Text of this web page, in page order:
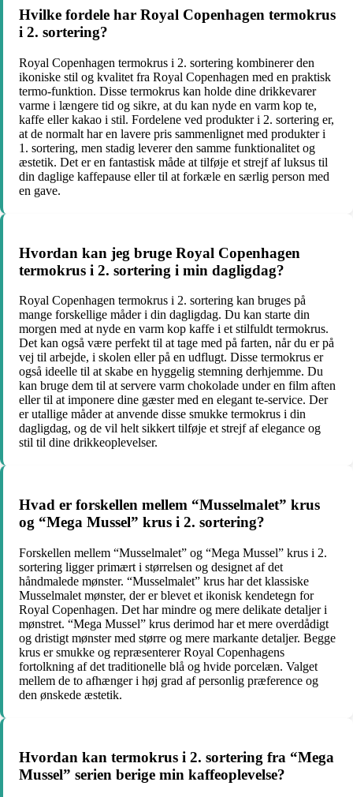
Hvilke fordele har Royal Copenhagen termokrus
i 2. sortering?
Royal Copenhagen termokrus i 2. sortering kombinerer den
ikoniske stil og kvalitet fra Royal Copenhagen med en praktisk
termo-funktion. Disse termokrus kan holde dine drikkevarer
varme i længere tid og sikre, at du kan nyde en varm kop te,
kaffe eller kakao i stil. Fordelene ved produkter i 2. sortering er,
at de normalt har en lavere pris sammenlignet med produkter i
1. sortering, men stadig leverer den samme funktionalitet og
æstetik. Det er en fantastisk måde at tilføje et strejf af luksus til
din daglige kaffepause eller til at forkæle en særlig person med
en gave.
Hvordan kan jeg bruge Royal Copenhagen
termokrus i 2. sortering i min dagligdag?
Royal Copenhagen termokrus i 2. sortering kan bruges på
mange forskellige måder i din dagligdag. Du kan starte din
morgen med at nyde en varm kop kaffe i et stilfuldt termokrus.
Det kan også være perfekt til at tage med på farten, når du er på
vej til arbejde, i skolen eller på en udflugt. Disse termokrus er
også ideelle til at skabe en hyggelig stemning derhjemme. Du
kan bruge dem til at servere varm chokolade under en film aften
eller til at imponere dine gæster med en elegant te-service. Der
er utallige måder at anvende disse smukke termokrus i din
dagligdag, og de vil helt sikkert tilføje et strejf af elegance og
stil til dine drikkeoplevelser.
Hvad er forskellen mellem “Musselmalet” krus
og “Mega Mussel” krus i 2. sortering?
Forskellen mellem “Musselmalet” og “Mega Mussel” krus i 2.
sortering ligger primært i størrelsen og designet af det
håndmalede mønster. “Musselmalet” krus har det klassiske
Musselmalet mønster, der er blevet et ikonisk kendetegn for
Royal Copenhagen. Det har mindre og mere delikate detaljer i
mønstret. “Mega Mussel” krus derimod har et mere overdådigt
og dristigt mønster med større og mere markante detaljer. Begge
krus er smukke og repræsenterer Royal Copenhagens
fortolkning af det traditionelle blå og hvide porcelæn. Valget
mellem de to afhænger i høj grad af personlig præference og
den ønskede æstetik.
Hvordan kan termokrus i 2. sortering fra “Mega
Mussel” serien berige min kaffeoplevelse?